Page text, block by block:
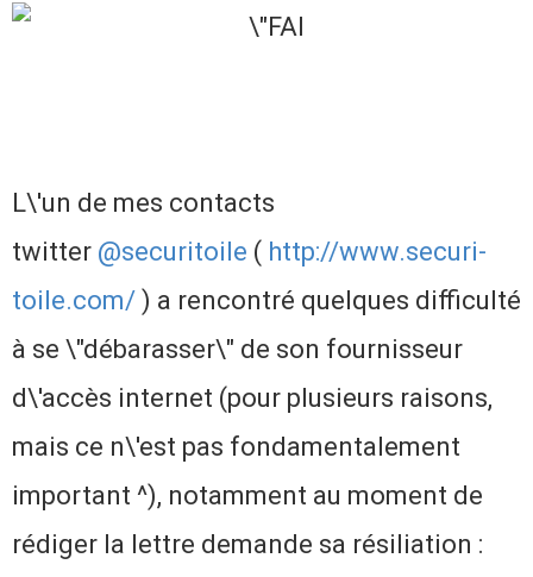
L\'un de mes contacts
twitter @securitoile ( http://www.securi-
toile.com/ ) a rencontré quelques difficulté
à se \"débarasser\" de son fournisseur
d\'accès internet (pour plusieurs raisons,
mais ce n\'est pas fondamentalement
important ^), notamment au moment de
rédiger la lettre demande sa résiliation :